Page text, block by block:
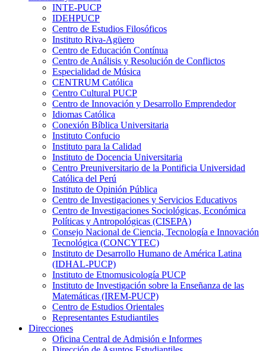
INTE-PUCP
IDEHPUCP
Centro de Estudios Filosóficos
Instituto Riva-Agüero
Centro de Educación Contínua
Centro de Análisis y Resolución de Conflictos
Especialidad de Música
CENTRUM Católica
Centro Cultural PUCP
Centro de Innovación y Desarrollo Emprendedor
Idiomas Católica
Conexión Bíblica Universitaria
Instituto Confucio
Instituto para la Calidad
Instituto de Docencia Universitaria
Centro Preuniversitario de la Pontificia Universidad
Católica del Perú
Instituto de Opinión Pública
Centro de Investigaciones y Servicios Educativos
Centro de Investigaciones Sociológicas, Económica
Políticas y Antropológicas (CISEPA)
Consejo Nacional de Ciencia, Tecnología e Innovación
Tecnológica (CONCYTEC)
Instituto de Desarrollo Humano de América Latina
(IDHAL-PUCP)
Instituto de Etnomusicología PUCP
Instituto de Investigación sobre la Enseñanza de las
Matemáticas (IREM-PUCP)
Centro de Estudios Orientales
Representantes Estudiantiles
Direcciones
Oficina Central de Admisión e Informes